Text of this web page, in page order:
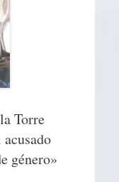
Torre
género»